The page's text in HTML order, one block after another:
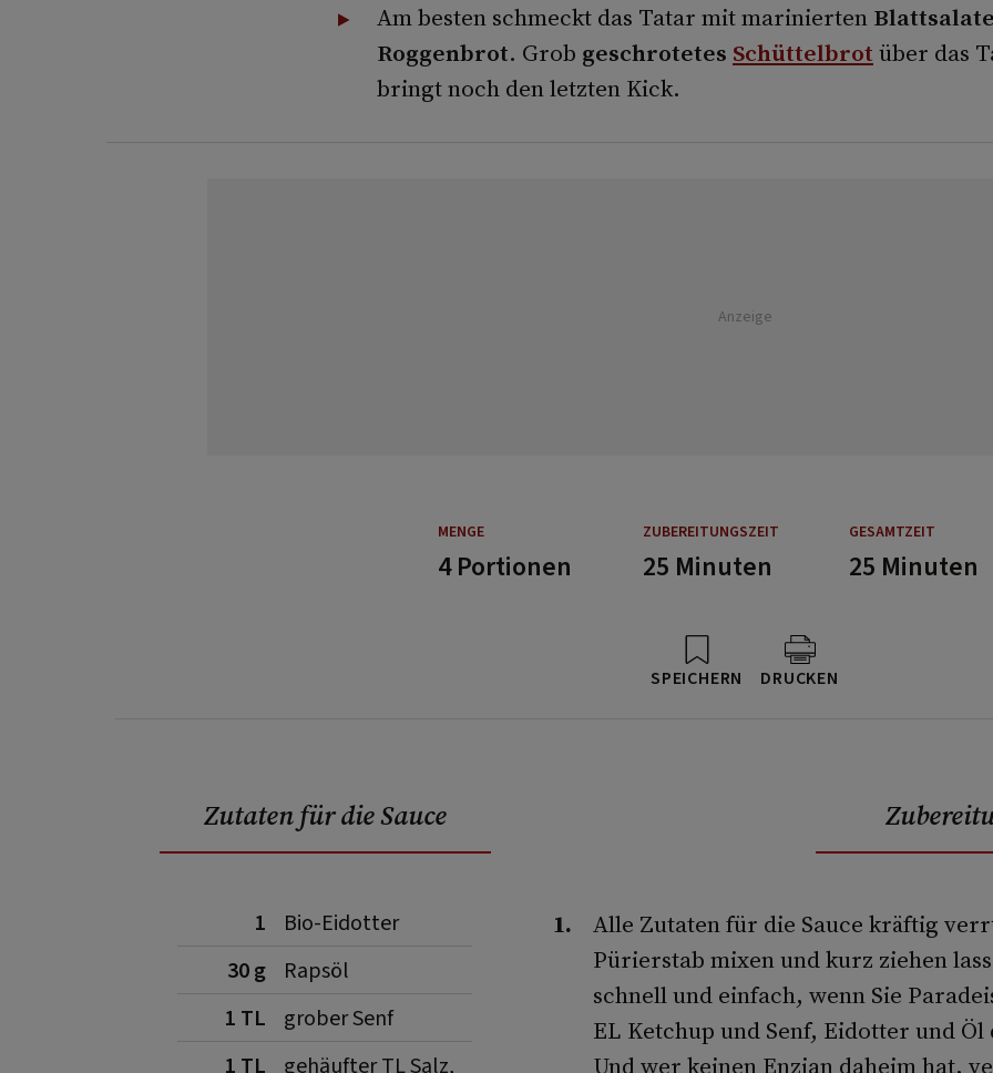
Am besten schmeckt das Tatar mit marinierten
Roggenbrot. Grob geschrotetes Schüttelbrot über das
bringt noch den letzten Kick.
Anzeige
MENGE ZUBEREITUNGSZEIT GESAMTZEIT
4 Portionen 25 Minuten 25 Minuten
SPEICHERN DRUCKEN
Zutaten für die Sauce
1
Bio-Eidotter
30 g
Rapsöl
1 TL
grober Senf
1 TL
gehäufter TL Salz,
Alle Zutaten für die Sauce kräftig
Pürierstab mixen und kurz ziehen
schnell und einfach, wenn Sie
EL Ketchup und Senf, Eidotter und
Und wer keinen Enzian daheim hat,